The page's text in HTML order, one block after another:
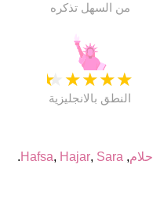
من السهل تذكره
★
★
★
★
★
النطق بالانجليزية
احلام,
Hafsa, Hajar, Sara
.